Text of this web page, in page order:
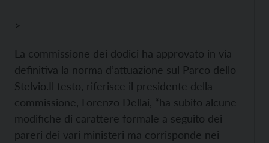
>
La commissione dei dodici ha approvato in via
definitiva la norma d’attuazione sul Parco dello
Stelvio.Il testo, riferisce il presidente della
commissione, Lorenzo Dellai, “ha subito alcune
modifiche di carattere formale a seguito dei
pareri dei vari ministeri ma corrisponde nei